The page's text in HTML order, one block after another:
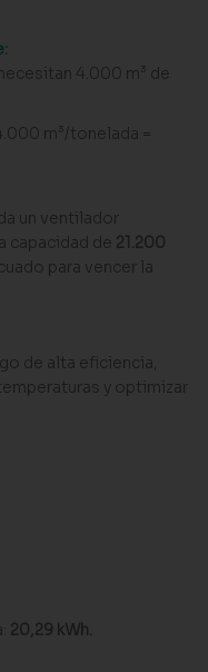
4.000 m³ de
m³/tonelada =
un ventilador
capacidad de 21.200
para vencer la
de alta eficiencia,
y optimizar
20,29 kWh.